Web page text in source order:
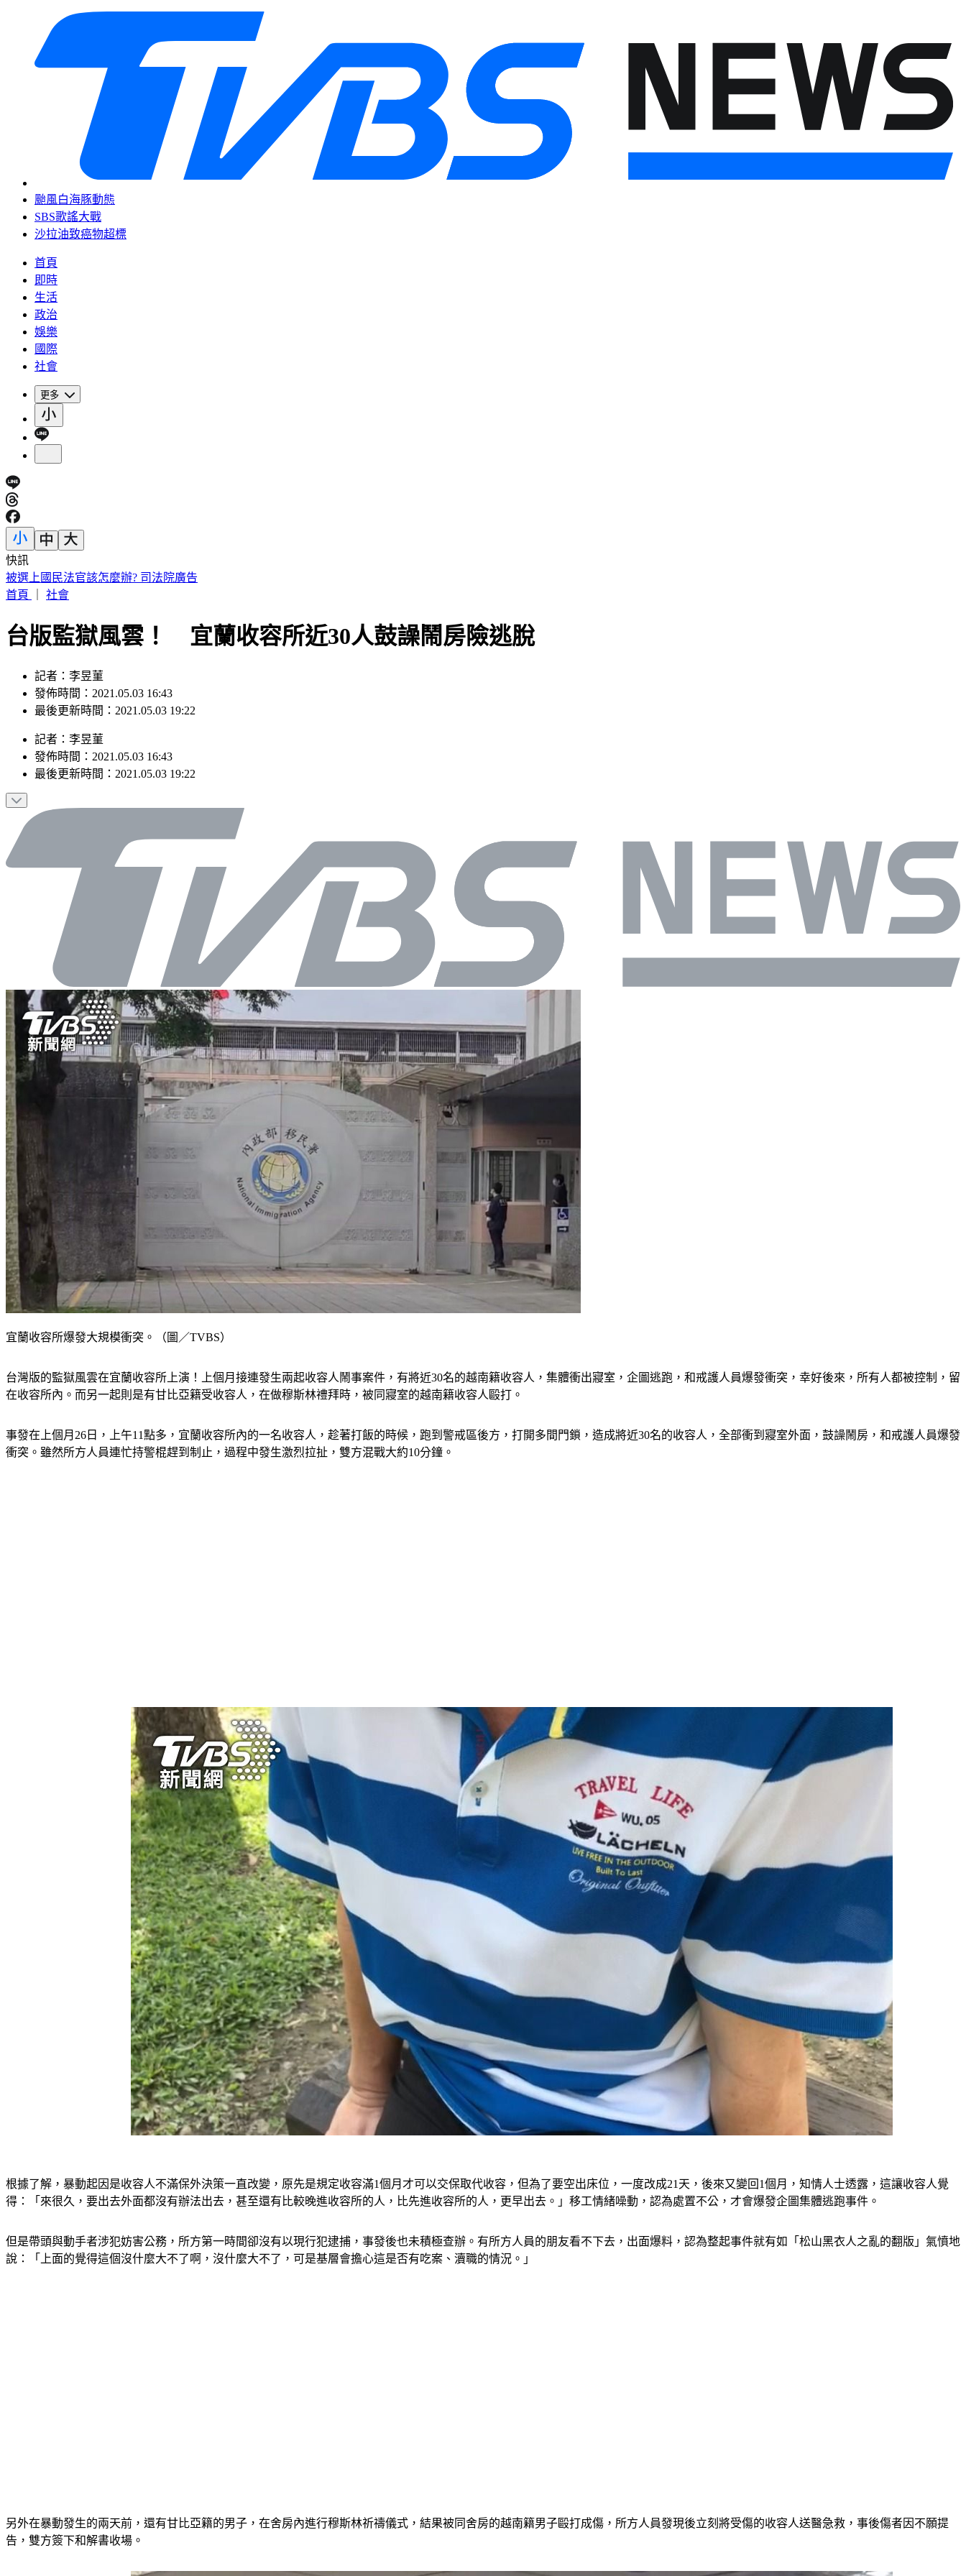
颱風白海豚動態
SBS歌謠大戰
沙拉油致癌物超標
首頁
即時
生活
政治
娛樂
國際
社會
更多
快訊
被選上國民法官該怎麼辦? 司法院廣告
首頁
社會
台版監獄風雲！ 宜蘭收容所近30人鼓譟鬧房險逃脫
記者：李昱菫
發佈時間：2021.05.03 16:43
最後更新時間：2021.05.03 19:22
記者 ： 李昱菫
發佈時間： 2021.05.03 16:43
最後更新時間： 2021.05.03 19:22
宜蘭收容所爆發大規模衝突。（圖／TVBS）
台灣版的監獄風雲在宜蘭收容所上演！上個月接連發生兩起收容人鬧事案件，有將近30名的越南籍收容人，集體衝出寢室，企圖逃跑，和戒護人員爆發衝突，幸好後來，所有人都被控制，留
在收容所內。而另一起則是有甘比亞籍受收容人，在做穆斯林禮拜時，被同寢室的越南籍收容人毆打。
事發在上個月26日，上午11點多，宜蘭收容所內的一名收容人，趁著打飯的時候，跑到警戒區後方，打開多間門鎖，造成將近30名的收容人，全部衝到寢室外面，鼓譟鬧房，和戒護人員爆發
衝突。雖然所方人員連忙持警棍趕到制止，過程中發生激烈拉扯，雙方混戰大約10分鐘。
根據了解，暴動起因是收容人不滿保外決策一直改變，原先是規定收容滿1個月才可以交保取代收容，但為了要空出床位，一度改成21天，後來又變回1個月，知情人士透露，這讓收容人覺
得：「來很久，要出去外面都沒有辦法出去，甚至還有比較晚進收容所的人，比先進收容所的人，更早出去。」移工情緒噪動，認為處置不公，才會爆發企圖集體逃跑事件。
但是帶頭與動手者涉犯妨害公務，所方第一時間卻沒有以現行犯逮捕，事發後也未積極查辦。有所方人員的朋友看不下去，出面爆料，認為整起事件就有如「松山黑衣人之亂的翻版」氣憤地
說：「上面的覺得這個沒什麼大不了啊，沒什麼大不了，可是基層會擔心這是否有吃案、瀆職的情況。」
另外在暴動發生的兩天前，還有甘比亞籍的男子，在舍房內進行穆斯林祈禱儀式，結果被同舍房的越南籍男子毆打成傷，所方人員發現後立刻將受傷的收容人送醫急救，事後傷者因不願提
告，雙方簽下和解書收場。